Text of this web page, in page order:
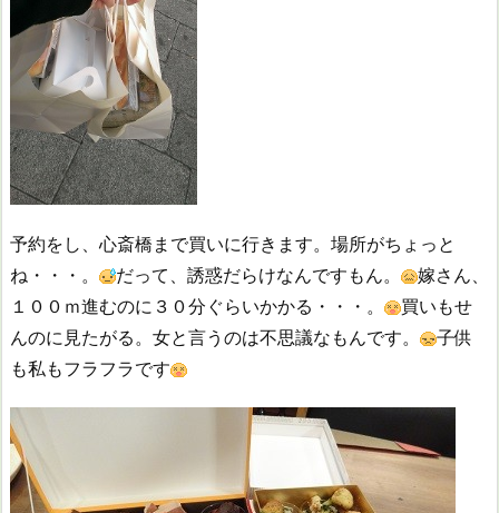
予約をし、心斎橋まで買いに行きます。場所がちょっと
ね・・・。
だって、誘惑だらけなんですもん。
嫁さん、
１００ｍ進むのに３０分ぐらいかかる・・・。
買いもせ
んのに見たがる。女と言うのは不思議なもんです。
子供
も私もフラフラです